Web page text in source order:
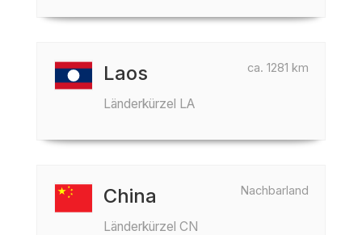
ca. 1281 km
Laos
Länderkürzel LA
Nachbarland
China
Länderkürzel CN